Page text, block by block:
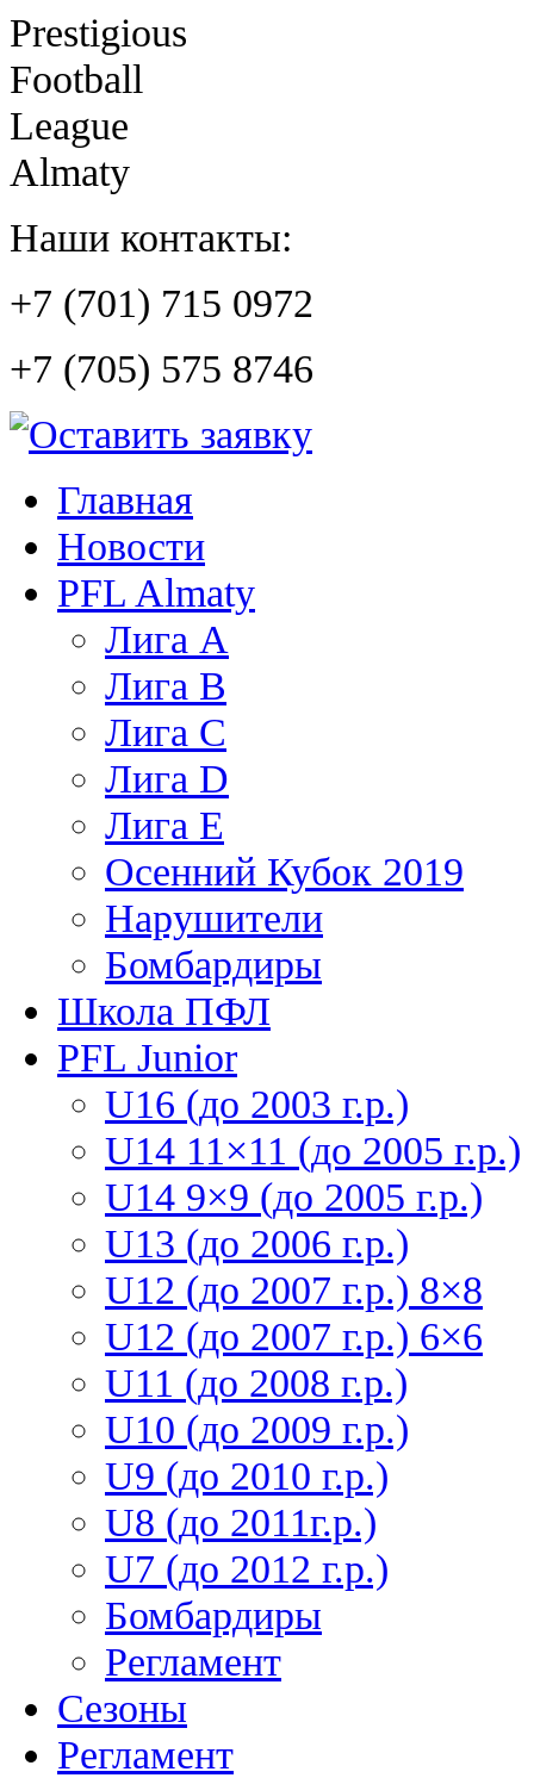
Prestigious
Football
League
Almaty
Наши контакты:
+7 (701) 715 0972
+7 (705) 575 8746
Главная
Новости
PFL Almaty
Лига A
Лига В
Лига С
Лига D
Лига Е
Осенний Кубок 2019
Нарушители
Бомбардиры
Школа ПФЛ
PFL Junior
U16 (до 2003 г.р.)
U14 11×11 (до 2005 г.р.)
U14 9×9 (до 2005 г.р.)
U13 (до 2006 г.р.)
U12 (до 2007 г.р.) 8×8
U12 (до 2007 г.р.) 6×6
U11 (до 2008 г.р.)
U10 (до 2009 г.р.)
U9 (до 2010 г.р.)
U8 (до 2011г.р.)
U7 (до 2012 г.р.)
Бомбардиры
Регламент
Сезоны
Регламент